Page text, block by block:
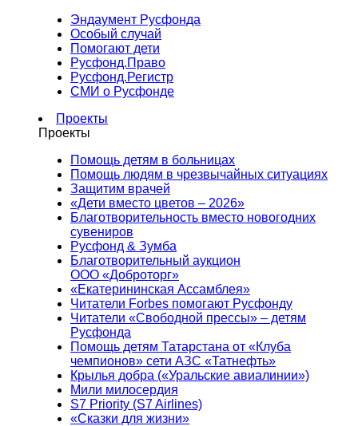
Эндаумент Русфонда
Особый случай
Помогают дети
Русфонд.Право
Русфонд.Регистр
СМИ о Русфонде
Проекты
Проекты
Помощь детям в больницах
Помощь людям в чрезвычайных ситуациях
Защитим врачей
«Дети вместо цветов – 2026»
Благотворительность вместо новогодних
сувениров
Русфонд & Зумба
Благотворительный аукцион
ООО «Доброторг»
«Екатерининская Ассамблея»
Читатели Forbes помогают Русфонду
Читатели «Свободной прессы» – детям
Русфонда
Помощь детям Татарстана от «Клуба
чемпионов» сети АЗС «Татнефть»
Крылья добра («Уральские авиалинии»)
Мили милосердия
S7 Priority (S7 Airlines)
«Сказки для жизни»